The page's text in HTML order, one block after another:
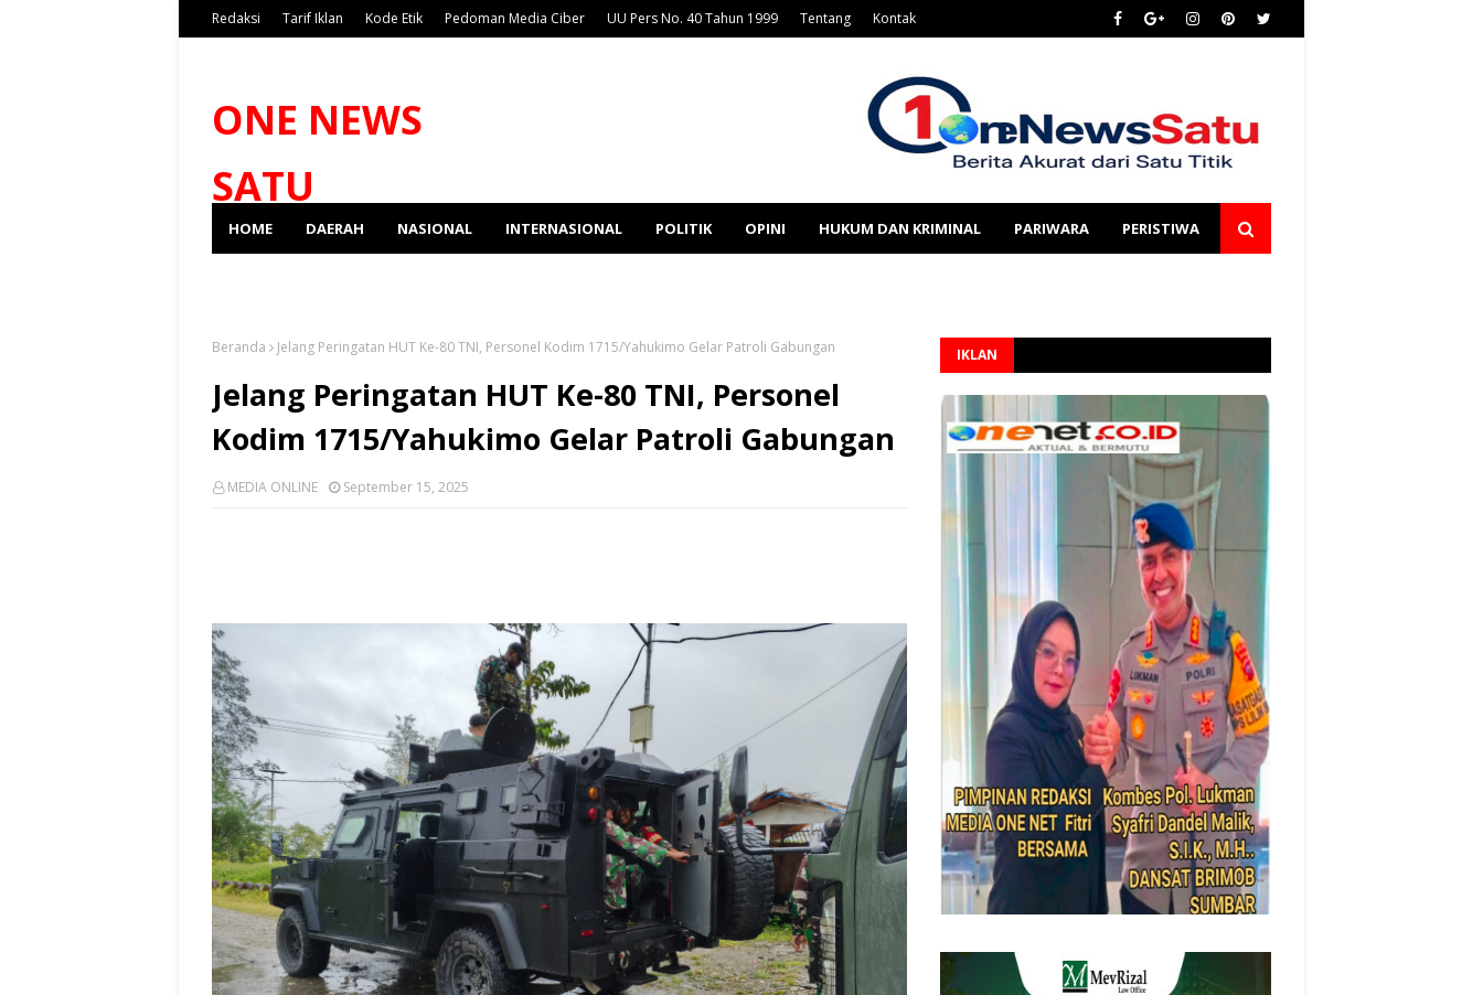
Redaksi Tarif Iklan Kode Etik Pedoman Media Ciber UU Pers No. 40 Tahun 1999 Tentang Kontak
ONE NEWS
SATU
HOME DAERAH NASIONAL INTERNASIONAL POLITIK OPINI HUKUM DAN KRIMINAL PARIWARA PERISTIWA
Beranda Jelang Peringatan HUT Ke-80 TNI, Personel Kodim 1715/Yahukimo Gelar Patroli Gabungan
Jelang Peringatan HUT Ke-80 TNI, Personel
Kodim 1715/Yahukimo Gelar Patroli Gabungan
MEDIA ONLINE September 15, 2025
IKLAN